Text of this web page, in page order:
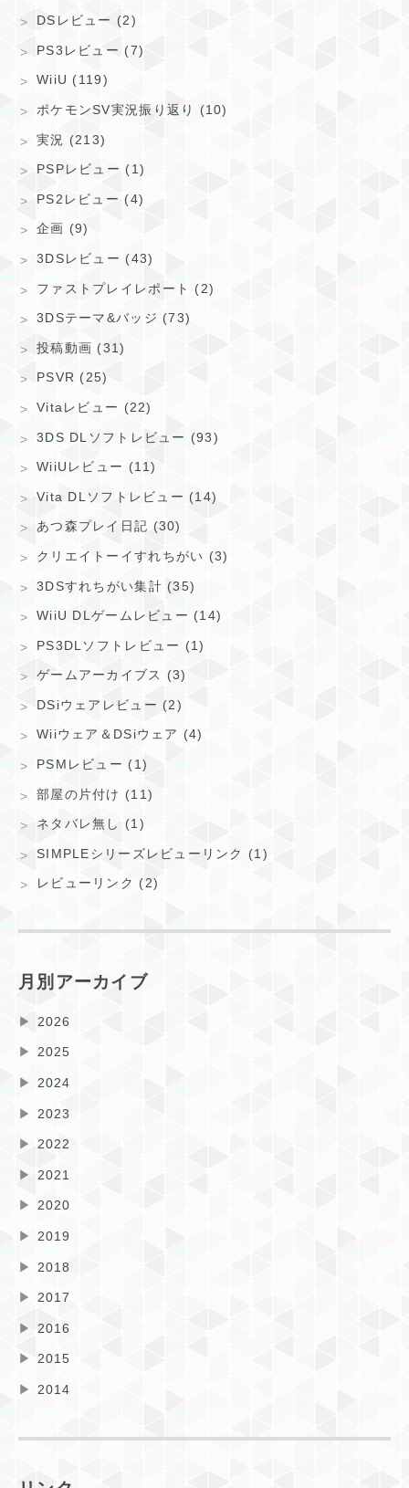
DSレビュー (2)
PS3レビュー (7)
WiiU (119)
ポケモンSV実況振り返り (10)
実況 (213)
PSPレビュー (1)
PS2レビュー (4)
企画 (9)
3DSレビュー (43)
ファストプレイレポート (2)
3DSテーマ&バッジ (73)
投稿動画 (31)
PSVR (25)
Vitaレビュー (22)
3DS DLソフトレビュー (93)
WiiUレビュー (11)
Vita DLソフトレビュー (14)
あつ森プレイ日記 (30)
クリエイトーイすれちがい (3)
3DSすれちがい集計 (35)
WiiU DLゲームレビュー (14)
PS3DLソフトレビュー (1)
ゲームアーカイブス (3)
DSiウェアレビュー (2)
Wiiウェア＆DSiウェア (4)
PSMレビュー (1)
部屋の片付け (11)
ネタバレ無し (1)
SIMPLEシリーズレビューリンク (1)
レビューリンク (2)
月別アーカイブ
▶ 2026
▶ 2025
▶ 2024
▶ 2023
▶ 2022
▶ 2021
▶ 2020
▶ 2019
▶ 2018
▶ 2017
▶ 2016
▶ 2015
▶ 2014